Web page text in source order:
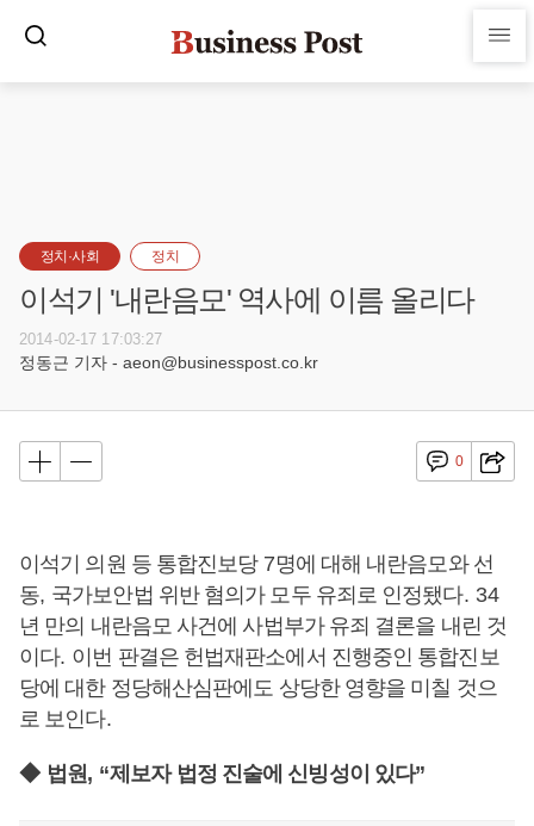
정치·사회 정치
이석기 '내란음모' 역사에 이름 올리다
2014-02-17 17:03:27
정동근 기자 - aeon@businesspost.co.kr
0
이석기 의원 등 통합진보당 7명에 대해 내란음모와 선
동, 국가보안법 위반 혐의가 모두 유죄로 인정됐다. 34
년 만의 내란음모 사건에 사법부가 유죄 결론을 내린 것
이다. 이번 판결은 헌법재판소에서 진행중인 통합진보
당에 대한 정당해산심판에도 상당한 영향을 미칠 것으
로 보인다.
◆ 법원, “제보자 법정 진술에 신빙성이 있다”